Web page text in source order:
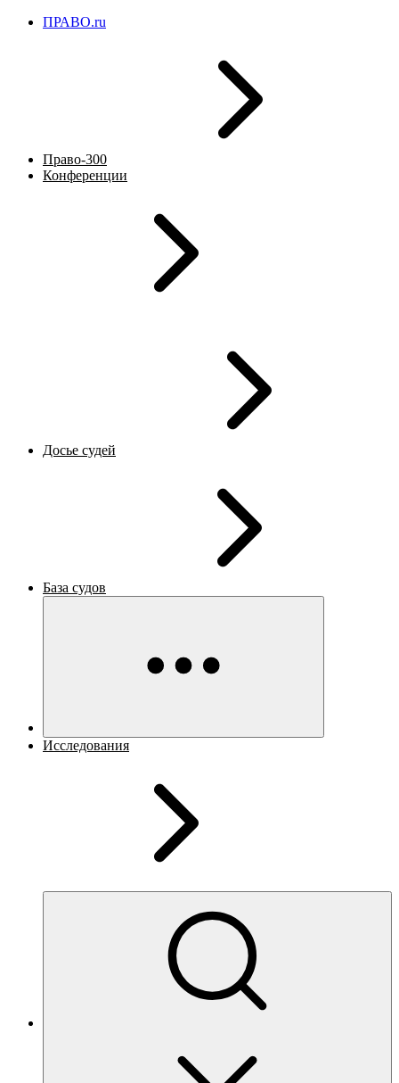
ПРАВО.ru
Право-300
Конференции
Досье судей
База судов
Исследования